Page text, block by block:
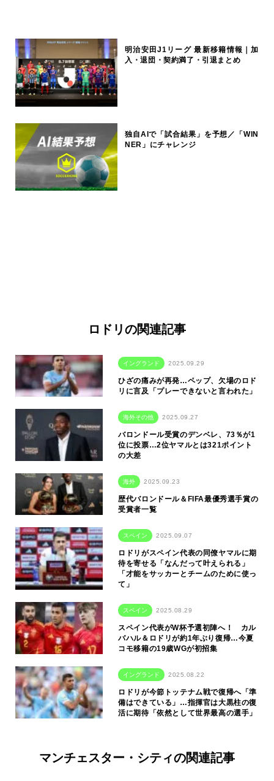
明治安田J1リーグ 最新移籍情報｜加
入・退団・契約満了・引退まとめ
独自AIで「試合結果」を予想／「WIN
NER」にチャレンジ
ロドリの関連記事
イングランド 2025.09.29
ひざの痛みが再発…ペップ、欠場のロド
リに言及「プレーできないと言われた」
海外その他 2025.09.27
バロンドール受賞のデンベレ、73％が1
位に投票…2位ヤマルとは321ポイント
の大差
海外 2025.09.23
歴代バロンドール＆FIFA最優秀選手賞の
受賞者一覧
スペイン 2025.09.07
ロドリがスペイン代表の同僚ヤマルに期
待を寄せる「なんだって叶えられる」
「才能をサッカーとチームのために使っ
て」
スペイン 2025.08.29
スペイン代表がW杯予選初陣へ！ カル
バハル＆ロドリが約1年ぶり復帰…今夏
コモ移籍の19歳WGが初招集
イングランド 2025.08.22
ロドリが今節トッテナム戦で復帰へ「準
備はできている」…指揮官は大黒柱の復
活に期待「依然として世界最高の選手」
マンチェスター・シティの関連記事